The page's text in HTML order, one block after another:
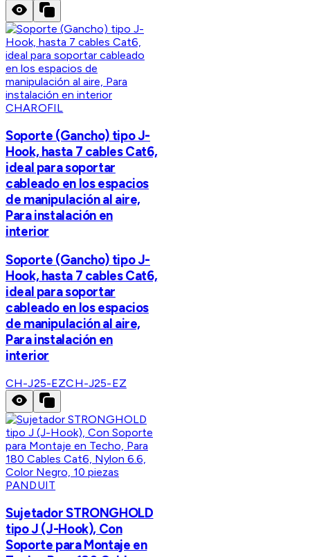
CHAROFIL
Soporte (Gancho) tipo J-
Hook, hasta 7 cables Cat6,
ideal para soportar
cableado en los espacios
de manipulación al aire,
Para instalación en
interior
Soporte (Gancho) tipo J-
Hook, hasta 7 cables Cat6,
ideal para soportar
cableado en los espacios
de manipulación al aire,
Para instalación en
interior
CH-J25-EZCH-J25-EZ
PANDUIT
Sujetador STRONGHOLD
tipo J (J-Hook), Con
Soporte para Montaje en